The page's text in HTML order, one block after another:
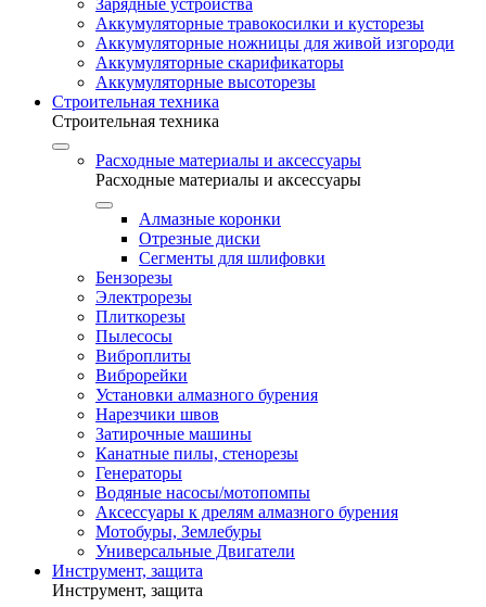
Зарядные устройства
Аккумуляторные травокосилки и кусторезы
Аккумуляторные ножницы для живой изгороди
Аккумуляторные скарификаторы
Аккумуляторные высоторезы
Строительная техника
Строительная техника
Расходные материалы и аксессуары
Расходные материалы и аксессуары
Алмазные коронки
Отрезные диски
Сегменты для шлифовки
Бензорезы
Электрорезы
Плиткорезы
Пылесосы
Виброплиты
Виброрейки
Установки алмазного бурения
Нарезчики швов
Затирочные машины
Канатные пилы, стенорезы
Генераторы
Водяные насосы/мотопомпы
Аксессуары к дрелям алмазного бурения
Мотобуры, Землебуры
Универсальные Двигатели
Инструмент, защита
Инструмент, защита